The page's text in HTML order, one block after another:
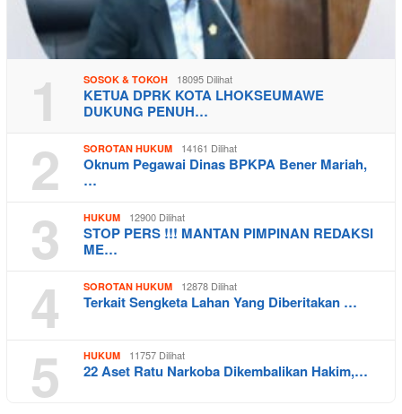
1 SOSOK & TOKOH 18095 Dilihat
KETUA DPRK KOTA LHOKSEUMAWE
DUKUNG PENUH…
2 SOROTAN HUKUM 14161 Dilihat
Oknum Pegawai Dinas BPKPA Bener Mariah,
…
3 HUKUM 12900 Dilihat
STOP PERS !!! MANTAN PIMPINAN REDAKSI
ME…
4 SOROTAN HUKUM 12878 Dilihat
Terkait Sengketa Lahan Yang Diberitakan …
5 HUKUM 11757 Dilihat
22 Aset Ratu Narkoba Dikembalikan Hakim,…